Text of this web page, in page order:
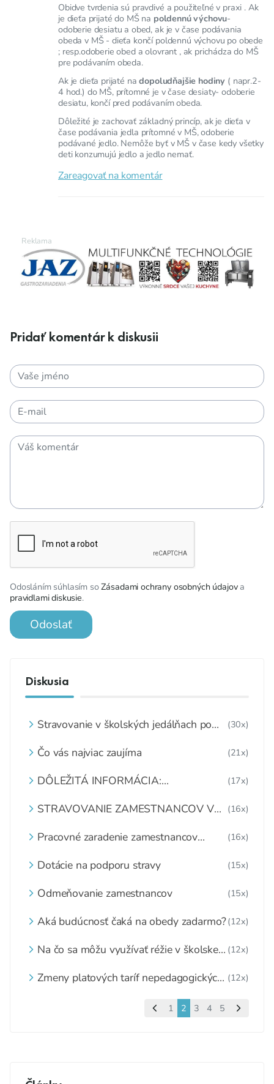
Obidve tvrdenia sú pravdivé a použiteľné v praxi . Ak
je dieťa prijaté do MŠ na poldennú výchovu-
odoberie desiatu a obed, ak je v čase podávania
obeda v MŠ - dieťa končí poldennú výchovu po obede
; resp.odoberie obed a olovrant , ak prichádza do MŠ
pre podávaním obeda.
Ak je dieťa prijaté nadopoludňajšie hodiny ( napr.2-
4 hod.) do MŠ, prítomné je v čase desiaty- odoberie
desiatu, končí pred podávaním obeda.
Dôležité je zachovať základný princíp, ak je dieťa v
čase podávania jedla prítomné v MŠ, odoberie
podávané jedlo. Nemôže byť v MŠ v čase kedy všetky
deti konzumujú jedlo a jedlo nemať.
Zareagovať na komentár
Pridať komentár k diskusii
Odosláním súhlasím soZásadami ochrany osobných údajova
pravidlami diskusie.
Odoslať
Diskusia
Stravovanie v školských jedálňach po
(30x)
Čo vás najviac zaujíma (21x)
DÔLEŽITÁ INFORMÁCIA:
A RECEPTÚRY
(17x)
STRAVOVANIE ZAMESTNANCOV V
(16x)
Pracovné zaradenie zamestnancov
(16x)
Dotácie na podporu stravy (15x)
Odmeňovanie zamestnancov (15x)
Aká budúcnosť čaká na obedy zadarmo?(12x)
Na čo sa môžu využívať réžie v školskej
(12x)
Zmeny platových taríf nepedagogických (12x)
1 2 3 4 5